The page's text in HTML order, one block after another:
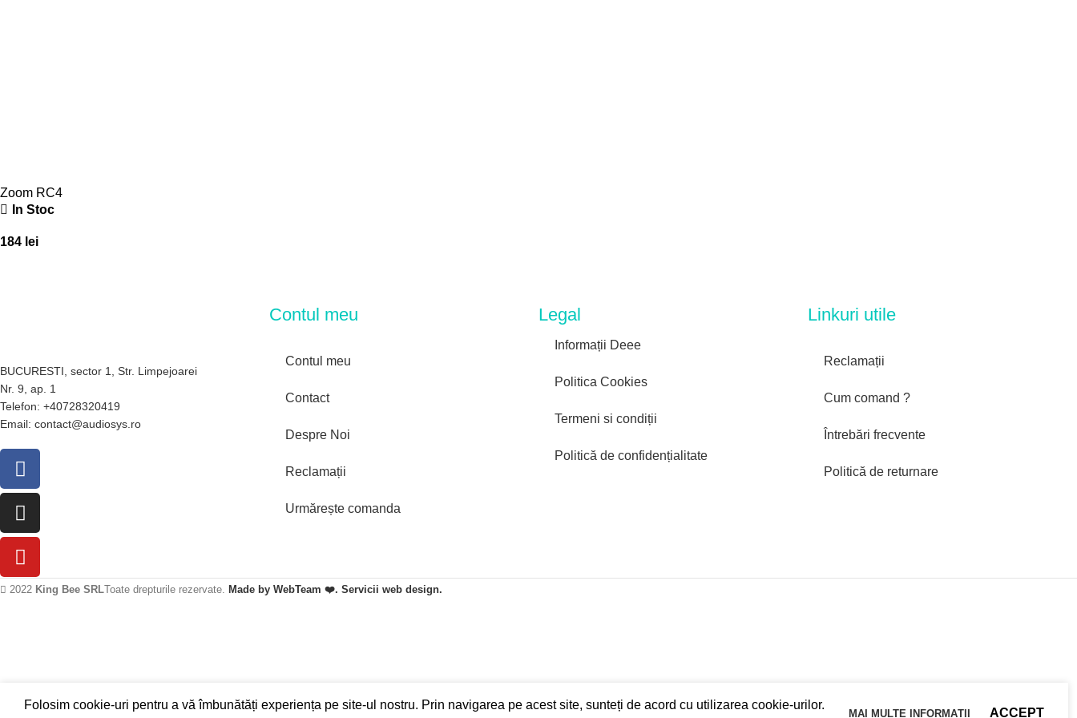
Zoom RC4
In Stoc
184 lei
BUCURESTI, sector 1, Str. Limpejoarei
Nr. 9, ap. 1
Telefon: +40728320419
Email: contact@audiosys.ro
Contul meu
Contul meu
Contact
Despre Noi
Reclamații
Urmărește comanda
Legal
Informații Deee
Politica Cookies
Termeni si condiții
Politică de confidențialitate
Linkuri utile
Reclamații
Cum comand ?
Întrebări frecvente
Politică de returnare
2022 King Bee SRLToate drepturile rezervate. Made by WebTeam ❤️. Servicii web design.
Folosim cookie-uri pentru a vă îmbunătăți experiența pe site-ul nostru. Prin navigarea pe acest site, sunteți de acord cu utilizarea cookie-urilor.
MAI MULTE INFORMAȚII ACCEPT